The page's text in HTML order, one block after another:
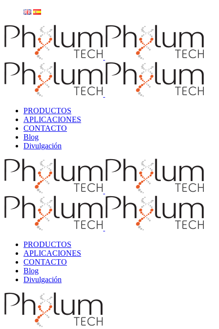
PRODUCTOS
APLICACIONES
CONTACTO
Blog
Divulgación
PRODUCTOS
APLICACIONES
CONTACTO
Blog
Divulgación